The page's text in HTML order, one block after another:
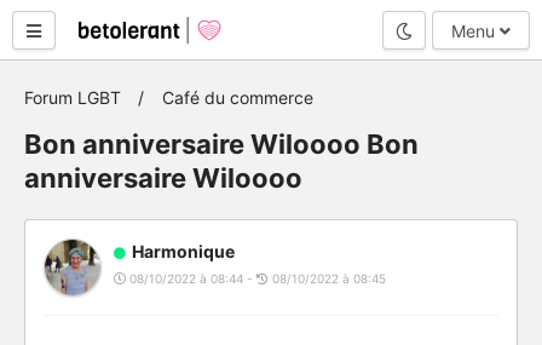
Mode nuit
Menu
Forum LGBT Café du commerce
Bon anniversaire Wiloooo Bon
anniversaire Wiloooo
Harmonique
08/10/2022 à 08:44 - 08/10/2022 à 08:45